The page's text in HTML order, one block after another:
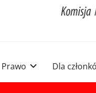
Prawo Dla